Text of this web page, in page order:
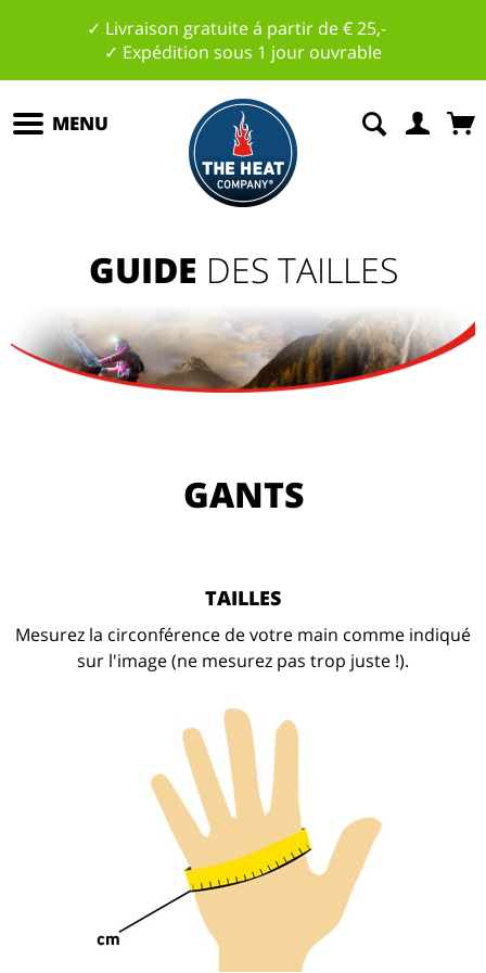
✓ Livraison gratuite á partir de € 25,-
✓ Expédition sous 1 jour ouvrable
MENU
GUIDE DES TAILLES
GANTS
TAILLES
Mesurez la circonférence de votre main comme indiqué
sur l'image (ne mesurez pas trop juste !).